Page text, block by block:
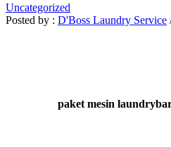
Uncategorized
Posted by : D'Boss Laundry Service
paket mesin